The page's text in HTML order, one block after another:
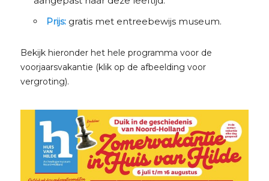
Prijs:gratis met entreebewijs museum.
Bekijk hieronder het hele programma voor de
voorjaarsvakantie (klik op de afbeelding voor
vergroting).